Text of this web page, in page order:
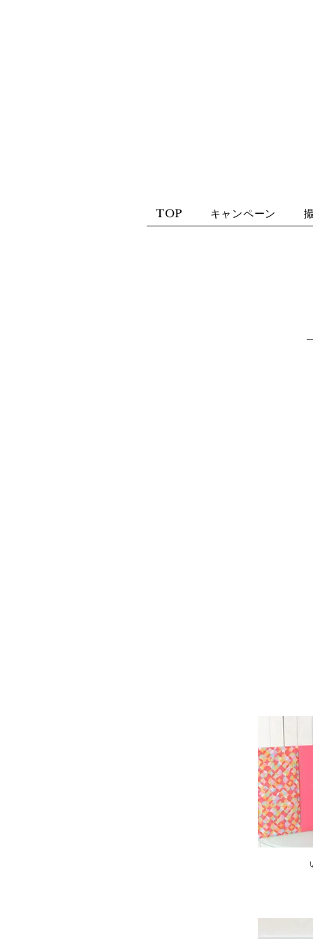
TOP キャンペーン